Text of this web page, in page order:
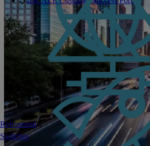
Switches
Referenzen